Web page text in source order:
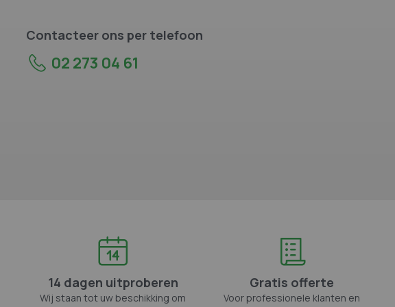
Contacteer ons per telefoon
02 273 04 61
14 dagen uitproberen
Wij staan tot uw beschikking om
Gratis offerte
Voor professionele klanten en